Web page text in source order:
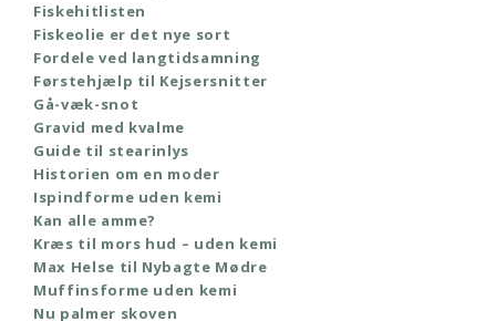
Fiskehitlisten
Fiskeolie er det nye sort
Fordele ved langtidsamning
Førstehjælp til Kejsersnitter
Gå-væk-snot
Gravid med kvalme
Guide til stearinlys
Historien om en moder
Ispindforme uden kemi
Kan alle amme?
Kræs til mors hud – uden kemi
Max Helse til Nybagte Mødre
Muffinsforme uden kemi
Nu palmer skoven